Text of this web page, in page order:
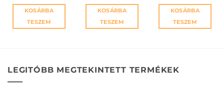
KOSÁRBA
TESZEM
KOSÁRBA
TESZEM
KOSÁRBA
TESZEM
LEGITÓBB MEGTEKINTETT TERMÉKEK